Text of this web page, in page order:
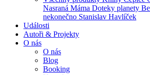
Nasraná Máma Doteky planety
nekonečno Stanislav Havlíček
Události
Autoři & Projekty
O nás
O nás
Blog
Booking